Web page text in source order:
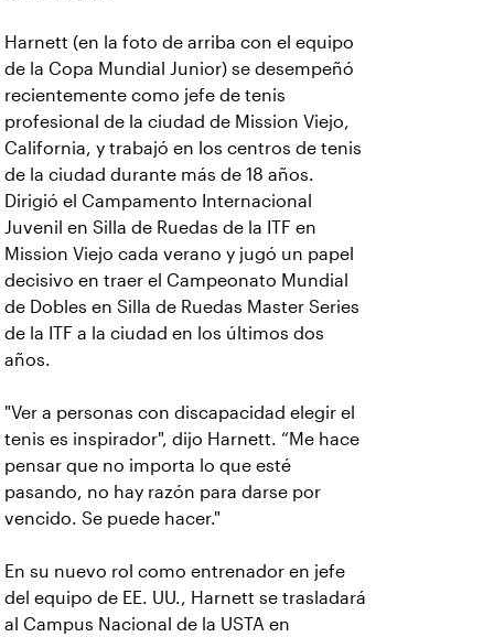
Harnett (en la foto de arriba con el equipo
de la Copa Mundial Junior) se desempeñó
recientemente como jefe de tenis
profesional de la ciudad de Mission Viejo,
California, y trabajó en los centros de tenis
de la ciudad durante más de 18 años.
Dirigió el Campamento Internacional
Juvenil en Silla de Ruedas de la ITF en
Mission Viejo cada verano y jugó un papel
decisivo en traer el Campeonato Mundial
de Dobles en Silla de Ruedas Master Series
de la ITF a la ciudad en los últimos dos
años.
"Ver a personas con discapacidad elegir el
tenis es inspirador", dijo Harnett. “Me hace
pensar que no importa lo que esté
pasando, no hay razón para darse por
vencido. Se puede hacer."
En su nuevo rol como entrenador en jefe
del equipo de EE. UU., Harnett se trasladará
al Campus Nacional de la USTA en